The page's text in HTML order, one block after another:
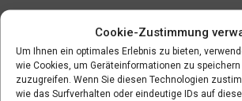
Cookie-Zustimmung
Um Ihnen ein optimales Erlebnis zu bieten,
wie Cookies, um Geräteinformationen zu speichern
zuzugreifen. Wenn Sie diesen Technologien
wie das Surfverhalten oder eindeutige IDs auf
März 2022 (3)
Februar 2022(4)